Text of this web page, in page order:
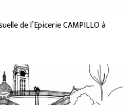
de l’Epicerie CAMPILLO à